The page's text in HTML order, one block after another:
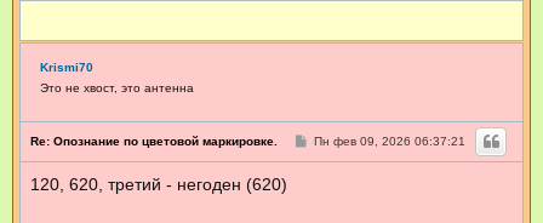
Krismi70
Это не хвост, это антенна
Re: Опознание по цветовой маркировке.
СПн фев 09, 2026 06:37:21
120, 620, третий - негоден (620)